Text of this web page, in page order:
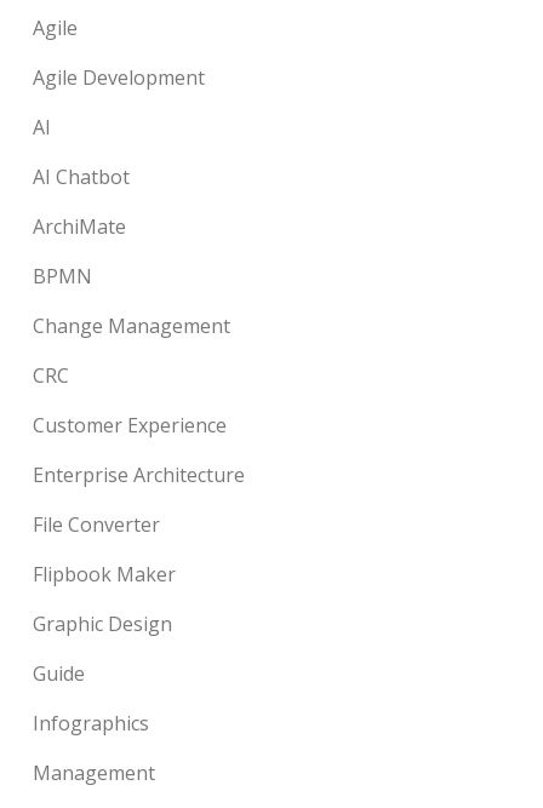
Agile
Agile Development
AI
AI Chatbot
ArchiMate
BPMN
Change Management
CRC
Customer Experience
Enterprise Architecture
File Converter
Flipbook Maker
Graphic Design
Guide
Infographics
Management